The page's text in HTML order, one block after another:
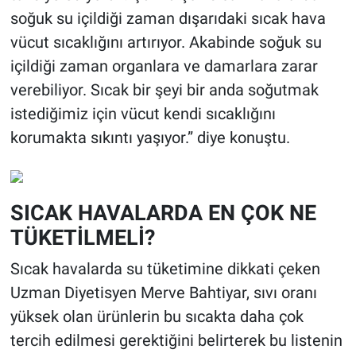
soğuk su içildiği zaman dışarıdaki sıcak hava
vücut sıcaklığını artırıyor. Akabinde soğuk su
içildiği zaman organlara ve damarlara zarar
verebiliyor. Sıcak bir şeyi bir anda soğutmak
istediğimiz için vücut kendi sıcaklığını
korumakta sıkıntı yaşıyor.” diye konuştu.
SICAK HAVALARDA EN ÇOK NE
TÜKETİLMELİ?
Sıcak havalarda su tüketimine dikkati çeken
Uzman Diyetisyen Merve Bahtiyar, sıvı oranı
yüksek olan ürünlerin bu sıcakta daha çok
tercih edilmesi gerektiğini belirterek bu listenin